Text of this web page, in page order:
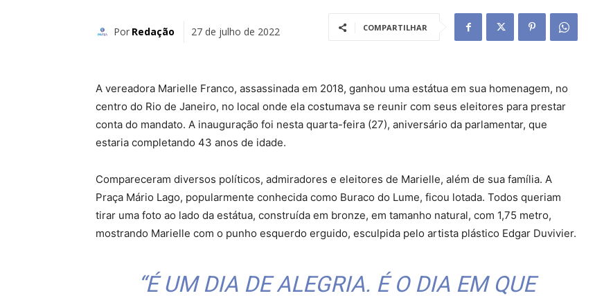
Por Redação 27 de julho de 2022 COMPARTILHAR
A vereadora Marielle Franco, assassinada em 2018, ganhou uma estátua em sua homenagem, no
centro do Rio de Janeiro, no local onde ela costumava se reunir com seus eleitores para prestar
conta do mandato. A inauguração foi nesta quarta-feira (27), aniversário da parlamentar, que
estaria completando 43 anos de idade.
Compareceram diversos políticos, admiradores e eleitores de Marielle, além de sua família. A
Praça Mário Lago, popularmente conhecida como Buraco do Lume, ficou lotada. Todos queriam
tirar uma foto ao lado da estátua, construída em bronze, em tamanho natural, com 1,75 metro,
mostrando Marielle com o punho esquerdo erguido, esculpida pelo artista plástico Edgar Duvivier.
“É UM DIA DE ALEGRIA. É O DIA EM QUE